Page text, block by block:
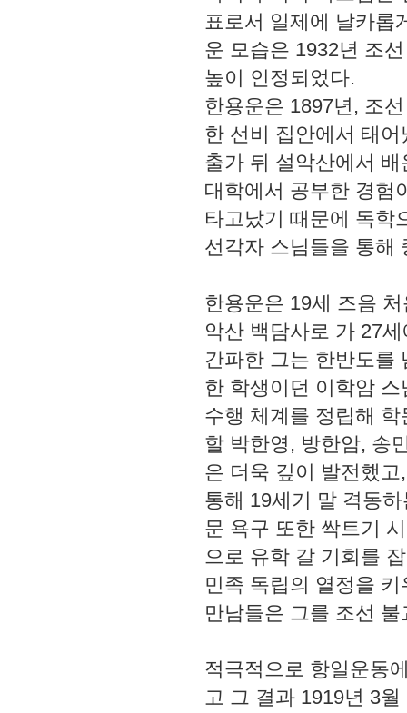
표로서 일제에 날카롭
운 모습은 1932년 조
높이 인정되었다.
한용운은 1897년, 조
한 선비 집안에서 태
출가 뒤 설악산에서
대학에서 공부한 경험
타고났기 때문에 독학
선각자 스님들을 통해
한용운은 19세 즈음
악산 백담사로 가 27
간파한 그는 한반도를
한 학생이던 이학암
수행 체계를 정립해
할 박한영, 방한암, 송
은 더욱 깊이 발전했
통해 19세기 말 격동
문 욕구 또한 싹트기
으로 유학 갈 기회를
민족 독립의 열정을
만남들은 그를 조선
적극적으로 항일운동
고 그 결과 1919년 3